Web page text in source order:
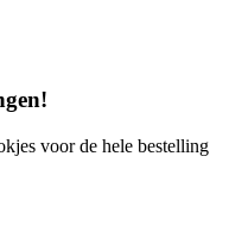
voor de hele bestelling